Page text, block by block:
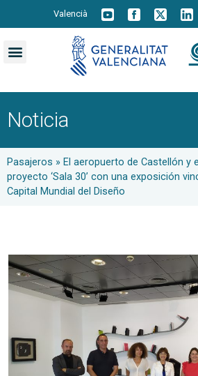
Valencià
Noticia
Pasajeros » El aeropuerto de Castellón y
proyecto ‘Sala 30’ con una exposición
Capital Mundial del Diseño